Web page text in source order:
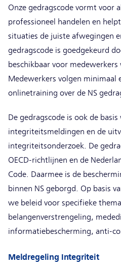
Onze gedragscode vormt voor
professioneel handelen en
situaties de juiste afwegingen
gedragscode is goedgekeurd
beschikbaar voor
Medewerkers volgen minimaal
onlinetraining over de NS
De gedragscode is ook de
integriteitsmeldingen en de
integriteitsonderzoek. De
OECD-richtlijnen en de
Code. Daarmee is de
binnen NS geborgd. Op basis
we beleid voor specifieke
belangenverstrengeling,
informatiebescherming, anti-
Meldregeling Integriteit